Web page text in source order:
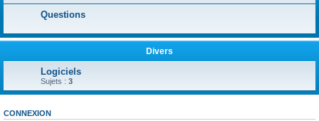
Questions
Divers
Logiciels
Sujets : 3
CONNEXION